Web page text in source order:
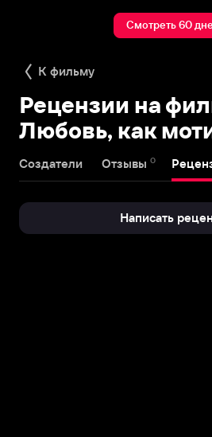
Смотреть 60
К фильму
Рецензии на
Любовь, как
Создатели Отзывы 0
Написать